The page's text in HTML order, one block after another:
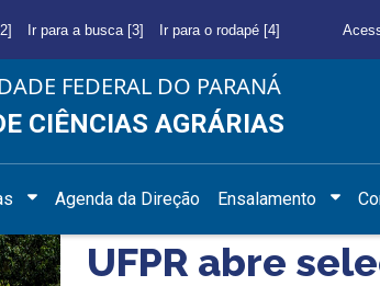
Ir para a busca [3] Ir para o rodapé [4]
FEDERAL DO PARANÁ
CIÊNCIAS AGRÁRIAS
Agenda da Direção Ensalamento
UFPR abre